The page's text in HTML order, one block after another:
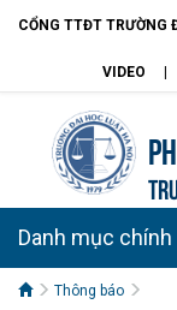
CỔNG TTĐT TRƯỜNG
VIDEO
Danh mục chính
Thông báo